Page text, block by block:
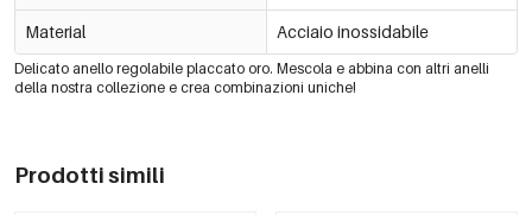
Material Acciaio inossidabile
Delicato anello regolabile placcato oro. Mescola e abbina con altri anelli
della nostra collezione e crea combinazioni uniche!
Prodotti simili